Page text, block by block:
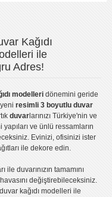
Kağıdı
ile
Adres!
modelleridönemini geride
resimli 3 boyutlu duvar
duvarlarınızı Türkiye'nin ve
ve ünlü ressamların
Evinizi, ofisinizi ister
ile dekore edin.
ile duvarınızın tamamını
değiştirebileceksiniz.
kağıdı modelleri ile